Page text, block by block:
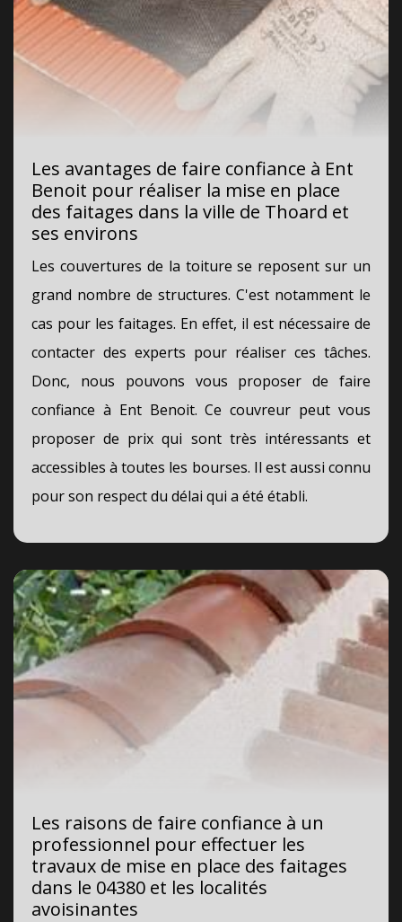
Les avantages de faire confiance à Ent
Benoit pour réaliser la mise en place
des faitages dans la ville de Thoard et
ses environs
Les couvertures de la toiture se reposent sur un
grand nombre de structures. C'est notamment le
cas pour les faitages. En effet, il est nécessaire de
contacter des experts pour réaliser ces tâches.
Donc, nous pouvons vous proposer de faire
confiance à Ent Benoit. Ce couvreur peut vous
proposer de prix qui sont très intéressants et
accessibles à toutes les bourses. Il est aussi connu
pour son respect du délai qui a été établi.
Les raisons de faire confiance à un
professionnel pour effectuer les
travaux de mise en place des faitages
dans le 04380 et les localités
avoisinantes